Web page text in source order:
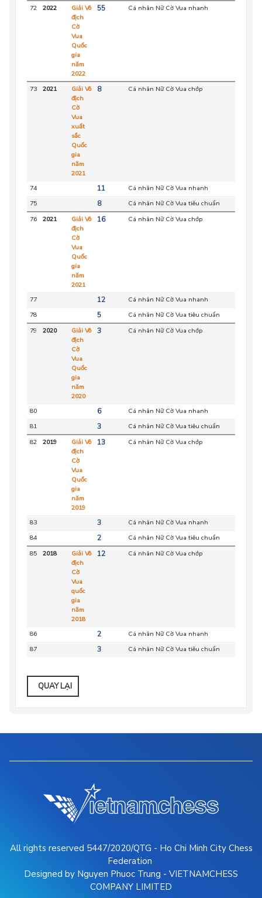
72
2022
Giải Vô
địch
Cờ
Vua
Quốc
gia
năm
2022
55 Cá nhân Nữ Cờ Vua nhanh
73 2021
Giải Vô
địch
Cờ
Vua
xuất
sắc
Quốc
gia
năm
2021
8 Cá nhân Nữ Cờ Vua chớp
74 11 Cá nhân Nữ Cờ Vua nhanh
75
8 Cá nhân Nữ Cờ Vua tiêu chuẩn
76
2021
Giải Vô
địch
Cờ
Vua
Quốc
gia
năm
2021
16 Cá nhân Nữ Cờ Vua chớp
77 12 Cá nhân Nữ Cờ Vua nhanh
78
5 Cá nhân Nữ Cờ Vua tiêu chuẩn
79
2020
Giải Vô
địch
Cờ
Vua
Quốc
gia
năm
2020
3 Cá nhân Nữ Cờ Vua chớp
80 6 Cá nhân Nữ Cờ Vua nhanh
81
3 Cá nhân Nữ Cờ Vua tiêu chuẩn
82
2019
Giải Vô
địch
Cờ
Vua
Quốc
gia
năm
2019
13 Cá nhân Nữ Cờ Vua chớp
83 3 Cá nhân Nữ Cờ Vua nhanh
84
2 Cá nhân Nữ Cờ Vua tiêu chuẩn
85
2018
Giải Vô
địch
Cờ
Vua
quốc
gia
năm
2018
12 Cá nhân Nữ Cờ Vua chớp
86 2 Cá nhân Nữ Cờ Vua nhanh
87
3 Cá nhân Nữ Cờ Vua tiêu chuẩn
QUAY LẠI
All rights reserved 5447/2020/QTG - Ho Chi Minh City Chess
Federation
Designed by Nguyen Phuoc Trung - VIETNAMCHESS
COMPANY LIMITED